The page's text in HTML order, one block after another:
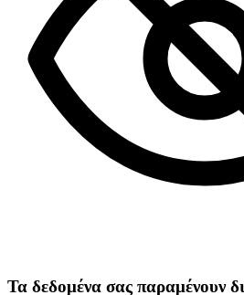
Τα δεδομένα σας παραμένουν